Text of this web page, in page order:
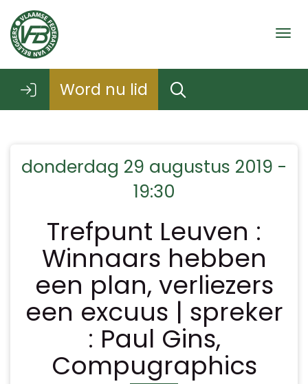
Word nu lid
donderdag 29 augustus 2019 -
19:30
Trefpunt Leuven :
Winnaars hebben
een plan, verliezers
een excuus | spreker
: Paul Gins,
Compugraphics